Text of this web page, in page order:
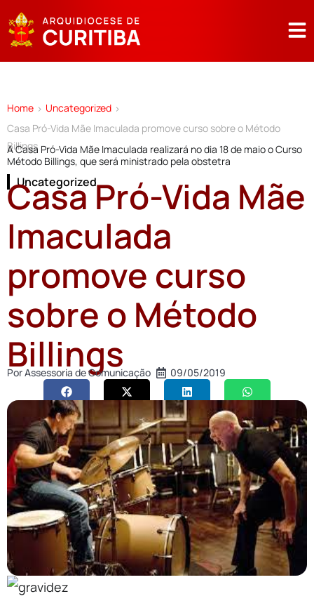
Home > Uncategorized >
Casa Pró-Vida Mãe Imaculada promove curso sobre o Método
Billings
A Casa Pró-Vida Mãe Imaculada realizará no dia 18 de maio o Curso
Método Billings, que será ministrado pela obstetra
Uncategorized
Casa Pró-Vida Mãe
Imaculada
promove curso
sobre o Método
Billings
PorAssessoria de Comunicação 09/05/2019